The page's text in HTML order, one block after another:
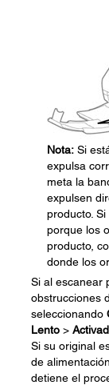
Nota: Si
expulsa
meta la
expulsen
producto.
porque los
producto,
donde los
Si al escanear
obstrucciones
seleccionando
Lento >
Si su original
de
detiene el